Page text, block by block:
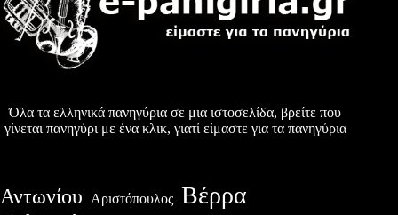
Όλα τα ελληνικά πανηγύρια σε μια ιστοσελίδα, βρείτε που
γίνεται πανηγύρι με ένα κλικ, γιατί είμαστε για τα πανηγύρια
Αντωνίου Αριστόπουλος Βέρρα